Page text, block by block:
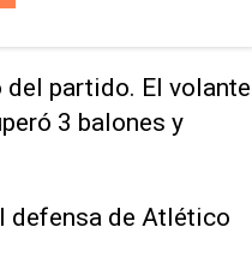
partido. El volante
3 balones y
defensa de Atlético